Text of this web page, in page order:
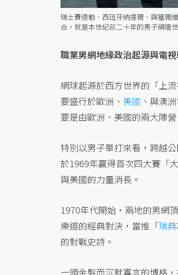
瑞士費德勒、西班牙納達爾、與塞爾
合，就是本世紀前二十年的男子網壇
職業男網地緣政治起源與電
網球起源於西方世界的「上
要盛行於歐洲、 美國 、與澳
要是由歐洲、美國的兩大陣
特別以男子單打來看，跨越
於1969年贏得首次四大賽「
與美國的力量消長。
1970年代開始，兩地的男網
樂道的經典對決，當推「瑞典
的對戰史詩。
一頭金髮而沉默寡言的博格